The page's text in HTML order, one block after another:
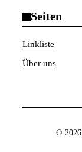
Seiten
Linkliste
Über uns
© 2026